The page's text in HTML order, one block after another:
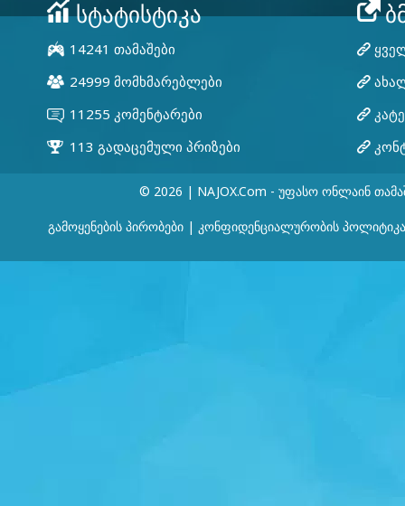
© 2026 | NAJOX.com - Უფასო Ონლაინ
Გამოყენების Პირობები | Კონფიდენციალურობის Პოლიტიკა